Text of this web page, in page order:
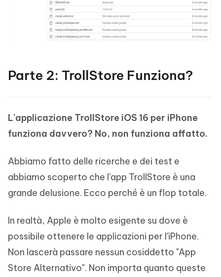
Parte 2: TrollStore Funziona?
L'applicazione TrollStore iOS 16 per iPhone
funziona davvero? No, non funziona affatto.
Abbiamo fatto delle ricerche e dei test e
abbiamo scoperto che l'app TrollStore è una
grande delusione. Ecco perché è un flop totale.
In realtà, Apple è molto esigente su dove è
possibile ottenere le applicazioni per l'iPhone.
Non lascerà passare nessun cosiddetto "App
Store Alternativo". Non importa quanto queste